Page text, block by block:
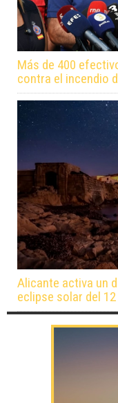
Más de 400
contra el incendio
Alicante activa un
eclipse solar del